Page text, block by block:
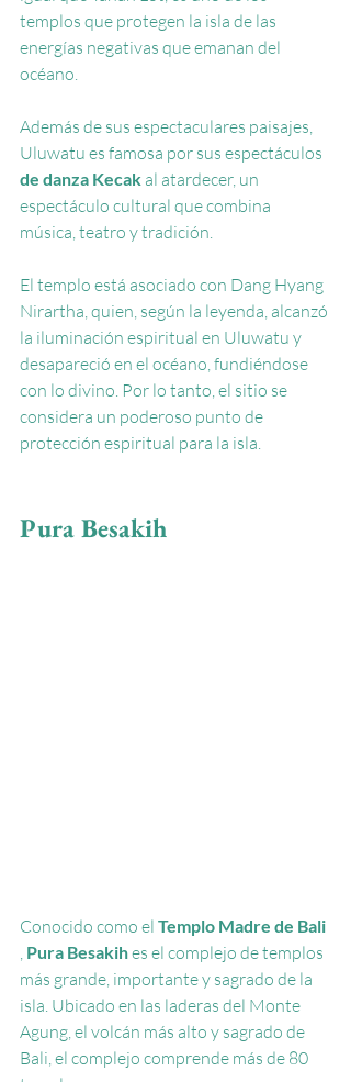
templos que protegen la isla de las
energías negativas que emanan del
océano.
Además de sus espectaculares paisajes,
Uluwatu es famosa por sus espectáculos
de danza Kecak al atardecer, un
espectáculo cultural que combina
música, teatro y tradición.
El templo está asociado con Dang Hyang
Nirartha, quien, según la leyenda, alcanzó
la iluminación espiritual en Uluwatu y
desapareció en el océano, fundiéndose
con lo divino. Por lo tanto, el sitio se
considera un poderoso punto de
protección espiritual para la isla.
Pura Besakih
Conocido como el Templo Madre de Bali
, Pura Besakihes el complejo de templos
más grande, importante y sagrado de la
isla. Ubicado en las laderas del Monte
Agung, el volcán más alto y sagrado de
Bali, el complejo comprende más de 80